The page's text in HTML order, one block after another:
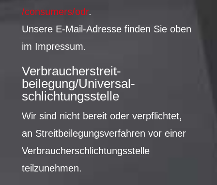
/consumers/odr.
Unsere E-Mail-Adresse finden Sie oben
im Impressum.
Verbraucher­streit­
beilegung/Universal­
schlichtungs­stelle
Wir sind nicht bereit oder verpflichtet,
an Streitbeilegungsverfahren vor einer
Verbraucherschlichtungsstelle
teilzunehmen.